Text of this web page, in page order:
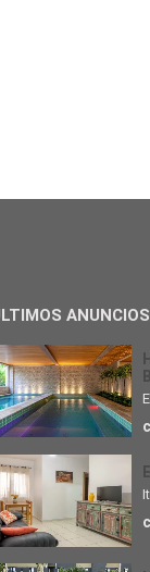
ANUNCIOS